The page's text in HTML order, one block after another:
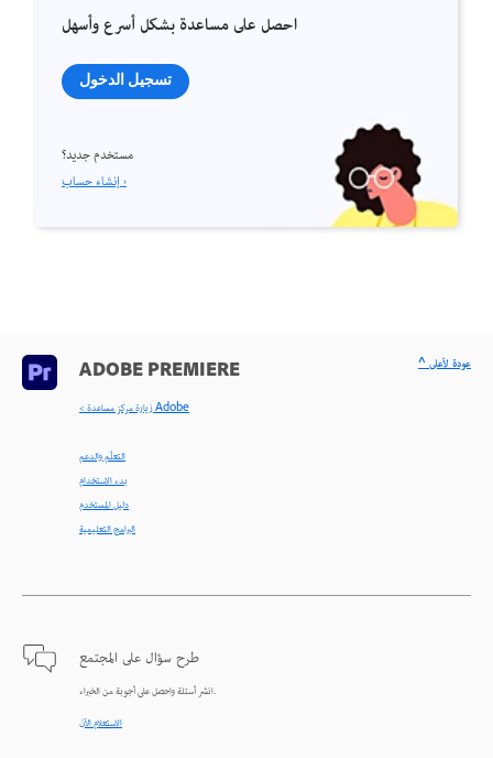
احصل على مساعدة بشكل أسرع وأسهل
تسجيل الدخول
مستخدم جديد؟
إنشاء حساب ›
ADOBE PREMIERE
< زيارة مركز مساعدة Adobe
التعلّم والدعم
بدء الاستخدام
دليل المستخدم
البرامج التعليمية
طرح سؤال على المجتمع
انشر أسئلة واحصل على أجوبة من الخبراء.
الاستعلام الآن
^ عودة لأعلى